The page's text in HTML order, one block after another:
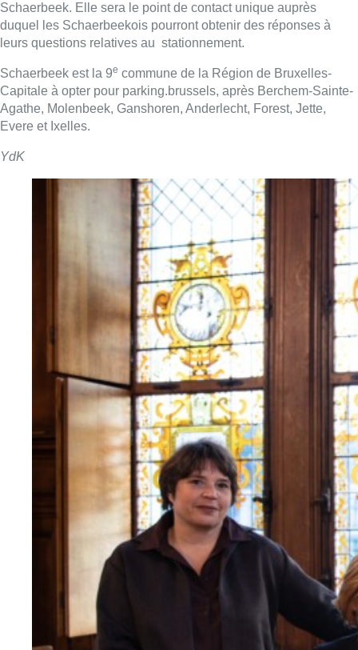
Schaerbeek. Elle sera le point de contact unique auprès
duquel les Schaerbeekois pourront obtenir des réponses à
leurs questions relatives au stationnement.
Schaerbeek est la 9e commune de la Région de Bruxelles-
Capitale à opter pour parking.brussels, après Berchem-Sainte-
Agathe, Molenbeek, Ganshoren, Anderlecht, Forest, Jette,
Evere et Ixelles.
YdK